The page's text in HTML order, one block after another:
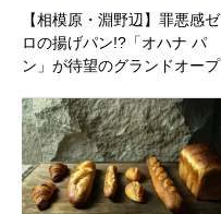
【相模原・淵野辺】罪悪感ゼ
ロの揚げパン!?「オハナ パ
ン」が待望のグランドオープ
店！